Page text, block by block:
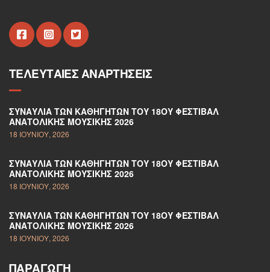
ΤΕΛΕΥΤΑΊΕΣ ΑΝΑΡΤΉΣΕΙΣ
ΣΥΝΑΥΛΊΑ ΤΩΝ ΚΑΘΗΓΗΤΏΝ ΤΟΥ 18ΟΥ ΦΕΣΤΙΒΆΛ
ΑΝΑΤΟΛΙΚΉΣ ΜΟΥΣΙΚΉΣ 2026
18 ΙΟΥΝΊΟΥ, 2026
ΣΥΝΑΥΛΊΑ ΤΩΝ ΚΑΘΗΓΗΤΏΝ ΤΟΥ 18ΟΥ ΦΕΣΤΙΒΆΛ
ΑΝΑΤΟΛΙΚΉΣ ΜΟΥΣΙΚΉΣ 2026
18 ΙΟΥΝΊΟΥ, 2026
ΣΥΝΑΥΛΊΑ ΤΩΝ ΚΑΘΗΓΗΤΏΝ ΤΟΥ 18ΟΥ ΦΕΣΤΙΒΆΛ
ΑΝΑΤΟΛΙΚΉΣ ΜΟΥΣΙΚΉΣ 2026
18 ΙΟΥΝΊΟΥ, 2026
ΠΑΡΑΓΩΓΉ